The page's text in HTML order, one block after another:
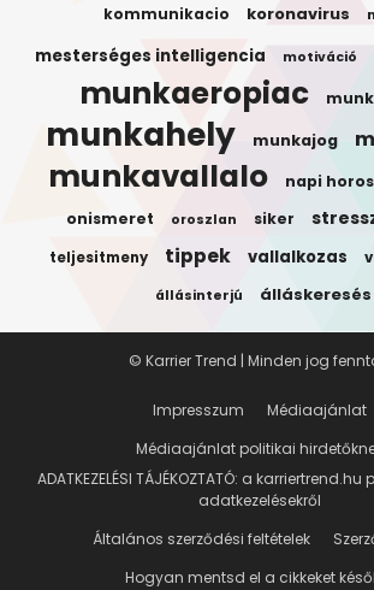
kommunikacio koronavirus
mesterséges intelligencia motiváció
munkaeropiac
munkahely munkajog
munkavallalo napi
onismeret oroszlan siker
teljesitmeny tippek vallalkozas
állásinterjú álláskeresés
Impresszum
Médiaajánlat
Médiaajánlat politikai
ADATKEZELÉSI TÁJÉKOZTATÓ: a
adatkezelésekről
Általános szerződési feltételek
Hogyan mentsd el a cikkeket
© Karrier Trend | Minden jog